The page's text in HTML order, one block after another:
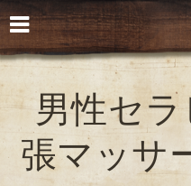
男性セ
張マッサ